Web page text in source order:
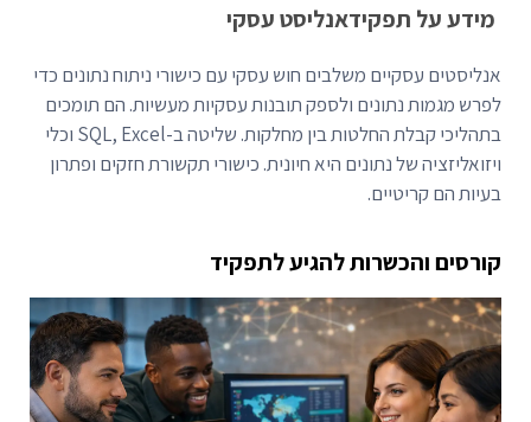
מידע על תפקידאנליסט עסקי
אנליסטים עסקיים משלבים חוש עסקי עם כישורי ניתוח נתונים כדי
לפרש מגמות נתונים ולספק תובנות עסקיות מעשיות. הם תומכים
בתהליכי קבלת החלטות בין מחלקות. שליטה ב-SQL, Excel וכלי
ויזואליזציה של נתונים היא חיונית. כישורי תקשורת חזקים ופתרון
בעיות הם קריטיים.
קורסים והכשרות להגיע לתפקיד